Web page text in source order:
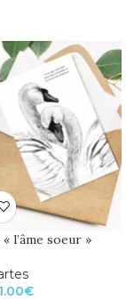
l’âme soeur »
€